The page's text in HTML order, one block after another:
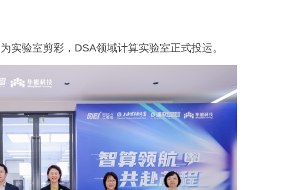
实验室剪彩，DSA领域计算实验室正式投运。